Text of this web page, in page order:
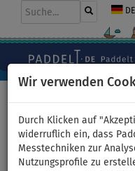
Wir verwenden
Durch Klicken auf
widerruflich ein, dass
Messtechniken zur
Nutzungsprofile zu